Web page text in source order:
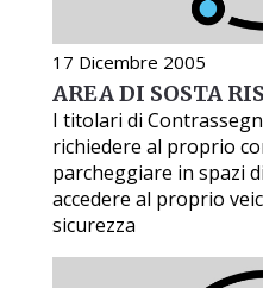
17 Dicembre 2005
AREA DI SOSTA
I titolari di
richiedere al proprio
parcheggiare in spazi
accedere al proprio
sicurezza